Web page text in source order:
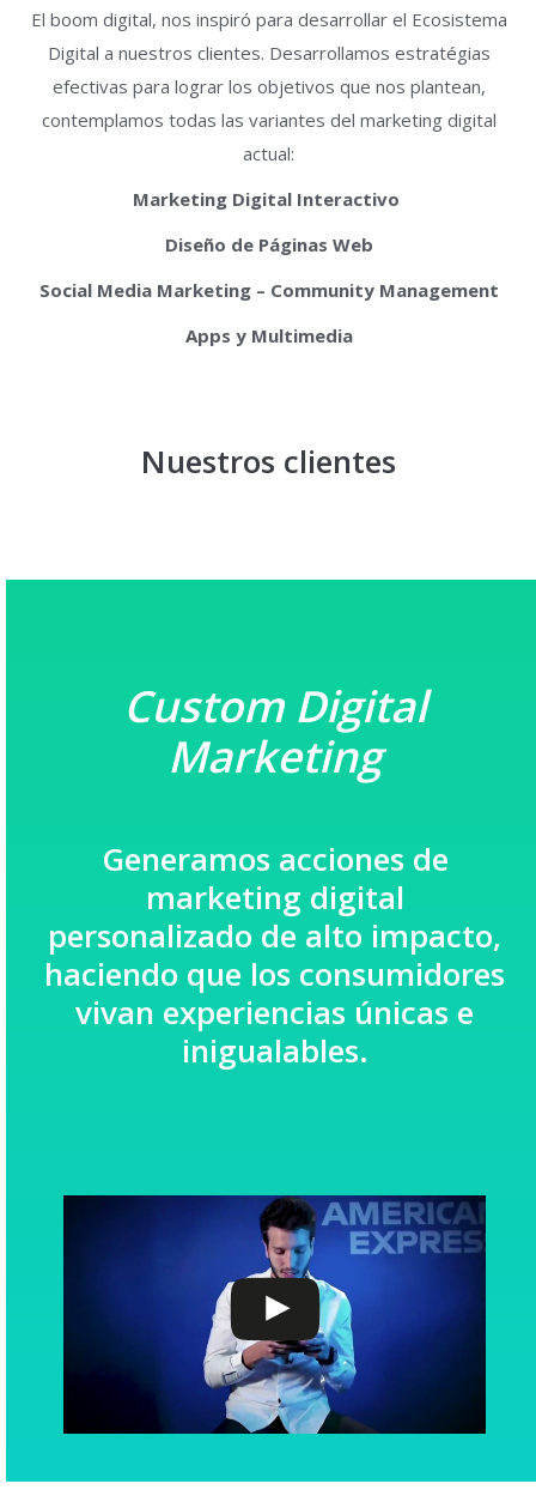
El boom digital, nos inspiró para desarrollar el Ecosistema
Digital a nuestros clientes. Desarrollamos estratégias
efectivas para lograr los objetivos que nos plantean,
contemplamos todas las variantes del marketing digital
actual:
Marketing Digital Interactivo
Diseño de Páginas Web
Social Media Marketing – Community Management
Apps y Multimedia
Nuestros clientes
Custom Digital
Marketing
Generamos acciones de
marketing digital
personalizado de alto impacto,
haciendo que los consumidores
vivan experiencias únicas e
inigualables.